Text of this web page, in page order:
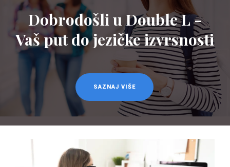
O NAMA
NAŠE USLUGE
ŠKOLA STRANIH
JEZIKA
PREVODILAČKI BIRO
KURSEVI
NOVOSTI
KONTAKT
Dobrodošli u Double L -
Vaš put do jezičke izvrsnosti
SAZNAJ VIŠE